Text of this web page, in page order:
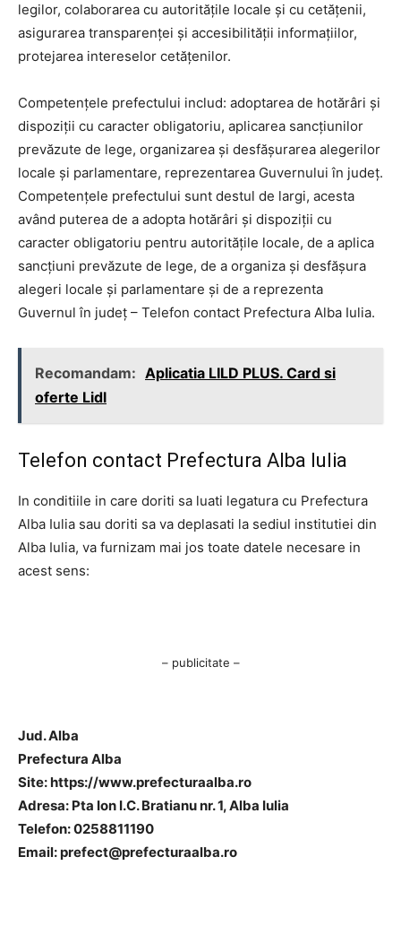
legilor, colaborarea cu autoritățile locale și cu cetățenii,
asigurarea transparenței și accesibilității informațiilor,
protejarea intereselor cetățenilor.
Competențele prefectului includ: adoptarea de hotărâri și
dispoziții cu caracter obligatoriu, aplicarea sancțiunilor
prevăzute de lege, organizarea și desfășurarea alegerilor
locale și parlamentare, reprezentarea Guvernului în județ.
Competențele prefectului sunt destul de largi, acesta
având puterea de a adopta hotărâri și dispoziții cu
caracter obligatoriu pentru autoritățile locale, de a aplica
sancțiuni prevăzute de lege, de a organiza și desfășura
alegeri locale și parlamentare și de a reprezenta
Guvernul în județ – Telefon contact Prefectura Alba Iulia.
Recomandam: Aplicatia LILD PLUS. Card si
oferte Lidl
Telefon contact Prefectura Alba Iulia
In conditiile in care doriti sa luati legatura cu Prefectura
Alba Iulia sau doriti sa va deplasati la sediul institutiei din
Alba Iulia, va furnizam mai jos toate datele necesare in
acest sens:
– publicitate –
Jud. Alba
Prefectura Alba
Site: https://www.prefecturaalba.ro
Adresa: Pta Ion I.C. Bratianu nr. 1, Alba Iulia
Telefon: 0258811190
Email:prefect@prefecturaalba.ro